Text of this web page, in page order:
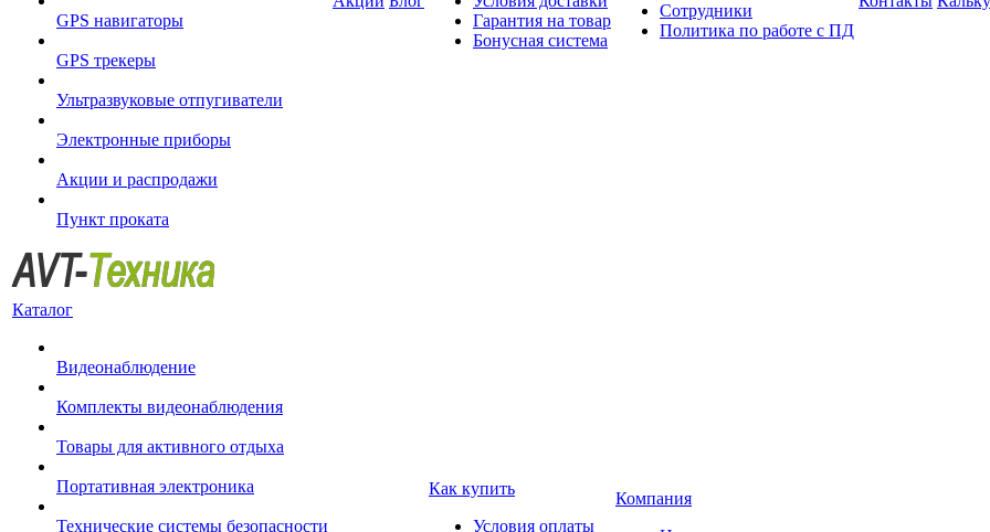
GPS навигаторы
GPS трекеры
Ультразвуковые отпугиватели
Электронные приборы
Акции и распродажи
Пункт проката
Гарантия на товар
Бонусная система
Сотрудники
Политика по работе с ПД
Каталог
Видеонаблюдение
Комплекты видеонаблюдения
Товары для активного отдыха
Портативная электроника
Технические системы безопасности
Как купить
Условия оплаты
Компания